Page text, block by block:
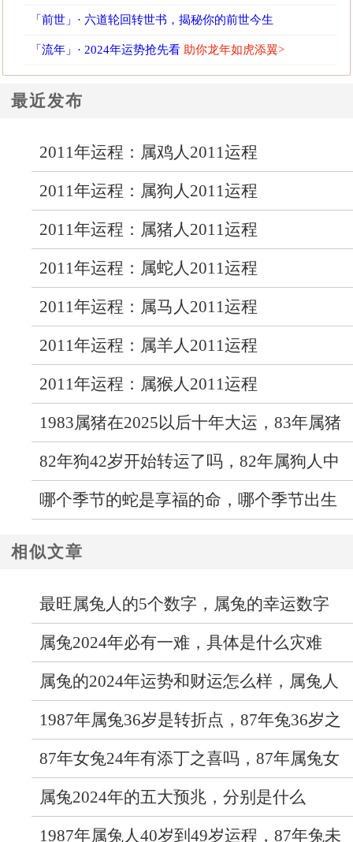
「前世」· 六道轮回转世书，揭秘你的前世今生
「流年」· 2024年运势抢先看 助你龙年如虎添翼>
最近发布
2011年运程：属鸡人2011运程
2011年运程：属狗人2011运程
2011年运程：属猪人2011运程
2011年运程：属蛇人2011运程
2011年运程：属马人2011运程
2011年运程：属羊人2011运程
2011年运程：属猴人2011运程
1983属猪在2025以后十年大运，83年属猪
人未来十年运气
82年狗42岁开始转运了吗，82年属狗人中
年运势走向如何
哪个季节的蛇是享福的命，哪个季节出生
的蛇最好命
相似文章
最旺属兔人的5个数字，属兔的幸运数字
属兔2024年必有一难，具体是什么灾难
属兔的2024年运势和财运怎么样，属兔人
2024年综合运势怎样
1987年属兔36岁是转折点，87年兔36岁之
后运势如何
87年女兔24年有添丁之喜吗，87年属兔女
今年几月生孩子最好
属兔2024年的五大预兆，分别是什么
1987年属兔人40岁到49岁运程，87年兔未